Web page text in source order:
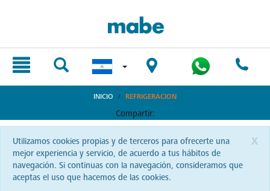
INICIO REFRIGERACION
Compartir:
x
Utilizamos cookies propias y de terceros para ofrecerte una
mejor experiencia y servicio, de acuerdo a tus hábitos de
navegación. Si continuas con la navegación, consideramos que
aceptas el uso que hacemos de las cookies.